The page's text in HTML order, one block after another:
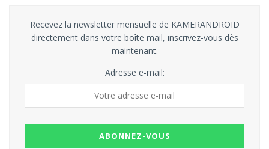
Recevez la newsletter mensuelle de KAMERANDROID
directement dans votre boîte mail, inscrivez-vous dès
maintenant.
Adresse e-mail: